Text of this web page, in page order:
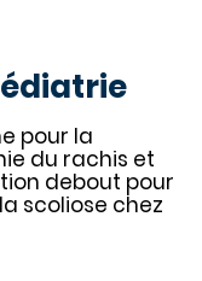
pour la
du rachis et
debout pour
scoliose chez